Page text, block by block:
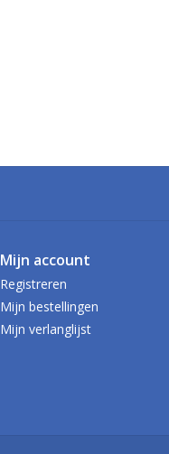
Mijn account
Registreren
Mijn bestellingen
Mijn verlanglijst